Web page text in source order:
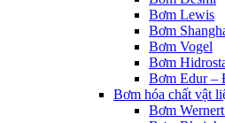
Bơm Lewis
Bơm
Bơm Vogel
Bơm
Bơm Edur –
Bơm hóa chất vật
Bơm